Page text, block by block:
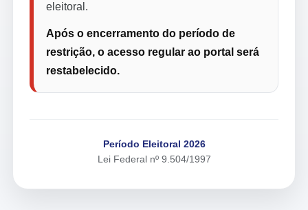
eleitoral.
Após o encerramento do período de
restrição, o acesso regular ao portal será
restabelecido.
Período Eleitoral 2026
Lei Federal nº 9.504/1997